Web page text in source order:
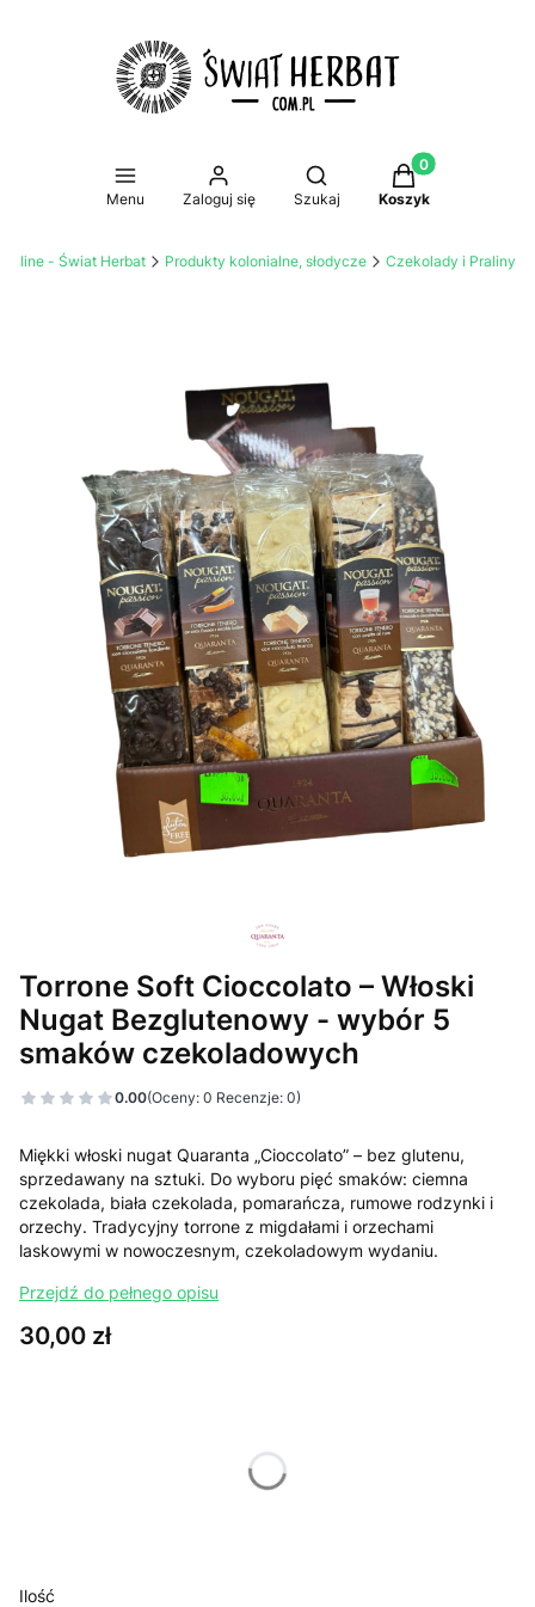
Menu Zaloguj się
Otwórz wyszukiwarkę
Szukaj
Produkty w
Koszyk
- Świat Herbat Produkty kolonialne, słodycze Czekolady i Praliny
Torrone Soft Cioccolato – Włoski
Nugat Bezglutenowy - wybór 5
smaków czekoladowych
0.00(Oceny: 0 Recenzje: 0)
Miękki włoski nugat Quaranta „Cioccolato” – bez glutenu,
sprzedawany na sztuki. Do wyboru pięć smaków: ciemna
czekolada, biała czekolada, pomarańcza, rumowe rodzynki i
orzechy. Tradycyjny torrone z migdałami i orzechami
laskowymi w nowoczesnym, czekoladowym wydaniu.
Przejdź do pełnego opisu
Cena
30,00 zł
Ilość